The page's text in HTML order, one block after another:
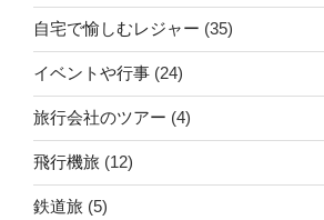
自宅で愉しむレジャー (35)
イベントや行事 (24)
旅行会社のツアー (4)
飛行機旅 (12)
鉄道旅 (5)